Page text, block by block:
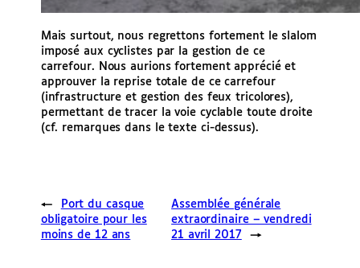
Mais surtout, nous regrettons fortement le slalom
imposé aux cyclistes par la gestion de ce
carrefour. Nous aurions fortement apprécié et
approuver la reprise totale de ce carrefour
(infrastructure et gestion des feux tricolores),
permettant de tracer la voie cyclable toute droite
(cf. remarques dans le texte ci-dessus).
←
Port du casque
obligatoire pour les
moins de 12 ans
Assemblée générale
extraordinaire – vendredi
21 avril 2017
→